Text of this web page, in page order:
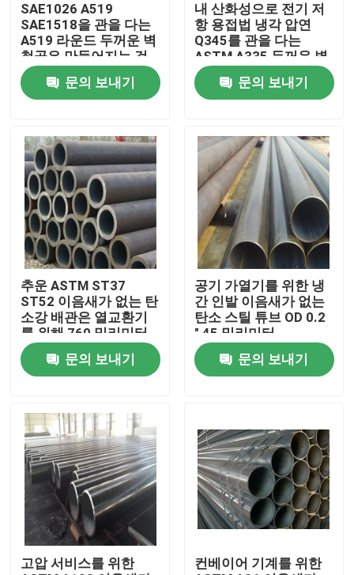
제품
우리에 대하여
공장 여행
품질 관리
연락주세요
인용문을 요구하세요
스테인레스 강 둥근 파이프
스테인레스 강 용접관
스테인레스 강 이음매 없는 관
SAE1026 A519
SAE1518을 관을 다는
A519 라운드 두꺼운 벽
철골은 만들어지는 것
으로 단련했습니다
문의 보내기
내 산화성으로 전기 저
항 용접법 냉각 압연
Q345를 관을 다는
ASTM A335 두꺼운 벽
철골
문의 보내기
추운 ASTM ST37
ST52 이음새가 없는 탄
소강 배관은 열교환기
를 위해 760 밀리미터
를 회전시켰습니다
문의 보내기
공기 가열기를 위한 냉
간 인발 이음새가 없는
탄소 스틸 튜브 OD 0.2
" 45 밀리미터
문의 보내기
고압 서비스를 위한
컨베이어 기계를 위한